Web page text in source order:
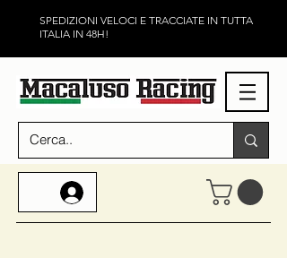
SPEDIZIONI VELOCI E TRACCIATE IN TUTTA
ITALIA IN 48H!